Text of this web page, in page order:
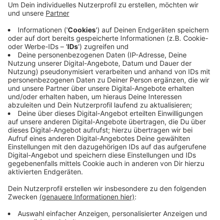
Der Mann war wohl um kurz nach Mitternacht von der
Oppelner Straße abgekommen, gegen ein
Verkehrsschild gefahren, dann gegen eine Ampel, das
Auto kam in einem Vorgarten zum Stehen. Die Straße
war für etwa viereinhalb Stunden gesperrt.
Anzeige
Anzeige